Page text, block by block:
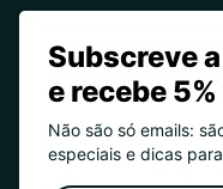
Subscreve
e recebe
Não são só emails:
especiais e dicas